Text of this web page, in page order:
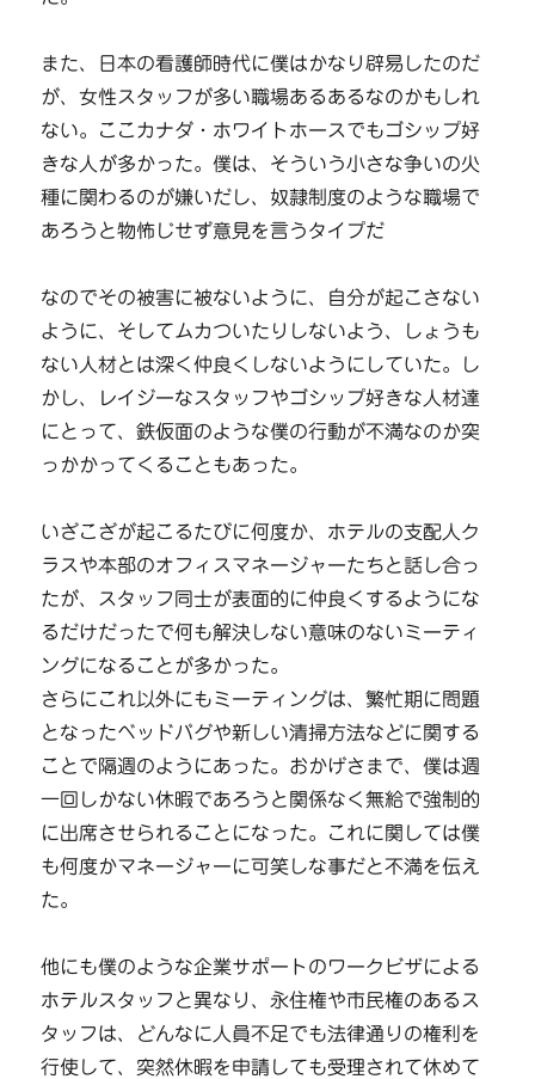
また、日本の看護師時代に僕はかなり辟易したのだ
が、女性スタッフが多い職場あるあるなのかもしれ
ない。ここカナダ・ホワイトホースでもゴシップ好
きな人が多かった。僕は、そういう小さな争いの火
種に関わるのが嫌いだし、奴隷制度のような職場で
あろうと物怖じせず意見を言うタイプだ
なのでその被害に被ないように、自分が起こさない
ように、そしてムカついたりしないよう、しょうも
ない人材とは深く仲良くしないようにしていた。し
かし、レイジーなスタッフやゴシップ好きな人材達
にとって、鉄仮面のような僕の行動が不満なのか突
っかかってくることもあった。
いざこざが起こるたびに何度か、ホテルの支配人ク
ラスや本部のオフィスマネージャーたちと話し合っ
たが、スタッフ同士が表面的に仲良くするようにな
るだけだったで何も解決しない意味のないミーティ
ングになることが多かった。
さらにこれ以外にもミーティングは、繁忙期に問題
となったベッドバグや新しい清掃方法などに関する
ことで隔週のようにあった。おかげさまで、僕は週
一回しかない休暇であろうと関係なく無給で強制的
に出席させられることになった。これに関しては僕
も何度かマネージャーに可笑しな事だと不満を伝え
た。
他にも僕のような企業サポートのワークビザによる
ホテルスタッフと異なり、永住権や市民権のあるス
タッフは、どんなに人員不足でも法律通りの権利を
行使して、突然休暇を申請しても受理されて休めて